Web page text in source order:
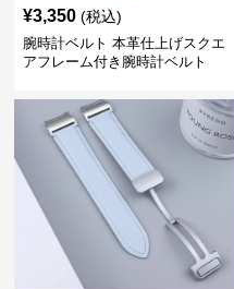
¥3,350 (税込)
腕時計ベルト 本革仕上げスクエ
アフレーム付き腕時計ベルト